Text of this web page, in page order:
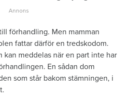
förhandling. Men mamman
fattar därför en tredskodom.
kan meddelas när en part inte har
En sådan dom
som står bakom stämningen, i